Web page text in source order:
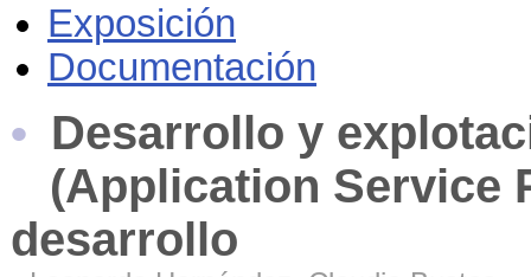
Exposición
Documentación
Desarrollo y
(Application Service
desarrollo